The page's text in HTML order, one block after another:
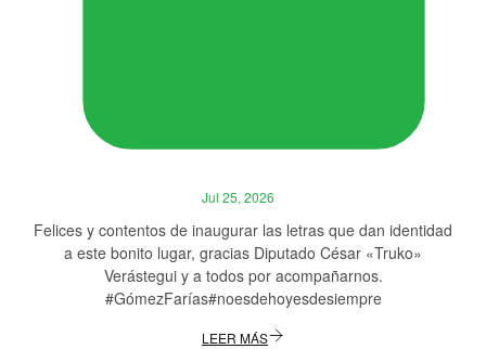
Jul 25, 2026
Felices y contentos de inaugurar las letras que dan identidad
a este bonito lugar, gracias Diputado César «Truko»
Verástegui y a todos por acompañarnos.
#GómezFarías#noesdehoyesdesiempre
LEER MÁS